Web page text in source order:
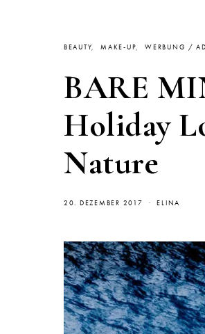
BEAUTY MAKE-UP WERBUNG / AD
BARE
Holiday
Nature
20. DEZEMBER 2017 ELINA